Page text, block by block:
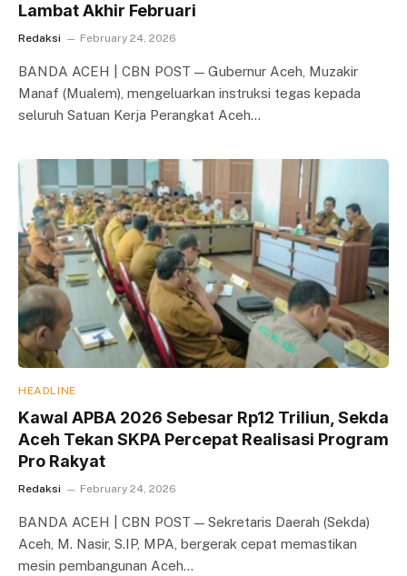
Lambat Akhir Februari
Redaksi February 24, 2026
BANDA ACEH | CBN POST — Gubernur Aceh, Muzakir
Manaf (Mualem), mengeluarkan instruksi tegas kepada
seluruh Satuan Kerja Perangkat Aceh…
HEADLINE
Kawal APBA 2026 Sebesar Rp12 Triliun, Sekda
Aceh Tekan SKPA Percepat Realisasi Program
Pro Rakyat
Redaksi February 24, 2026
BANDA ACEH | CBN POST — Sekretaris Daerah (Sekda)
Aceh, M. Nasir, S.IP, MPA, bergerak cepat memastikan
mesin pembangunan Aceh…